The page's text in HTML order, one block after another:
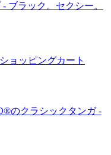
ショッピングカート